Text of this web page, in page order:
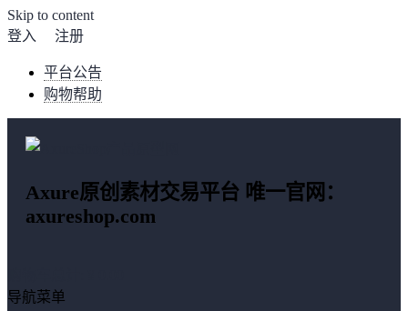
Skip to content
登入
注册
平台公告
购物帮助
Axure原创素材交易平台 唯一官网：
axureshop.com
导航菜单